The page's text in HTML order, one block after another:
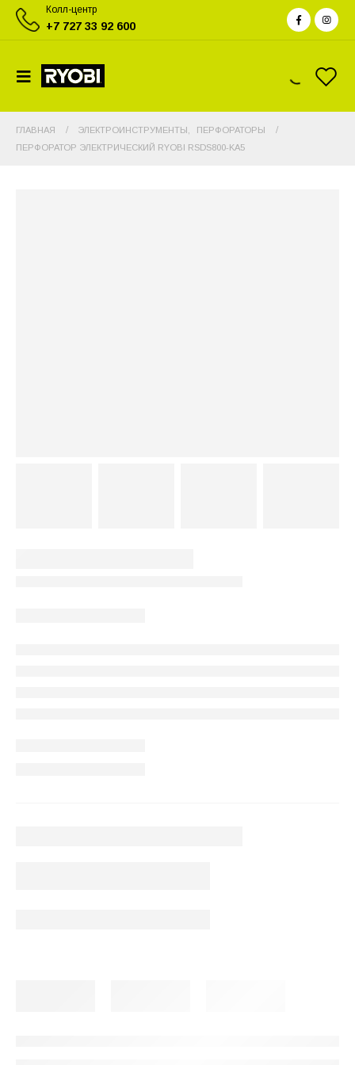
Колл-центр
+7 727 33 92 600
ГЛАВНАЯ ЭЛЕКТРОИНСТРУМЕНТЫ
ПЕРФОРАТОРЫ
ПЕРФОРАТОР ЭЛЕКТРИЧЕСКИЙ RYOBI RSDS800-KA5